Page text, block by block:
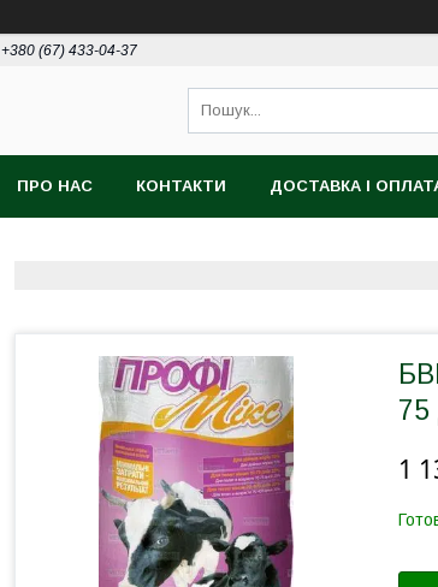
+380 (67) 433-04-37
ПРО НАС КОНТАКТИ ДОСТАВКА І
75
1